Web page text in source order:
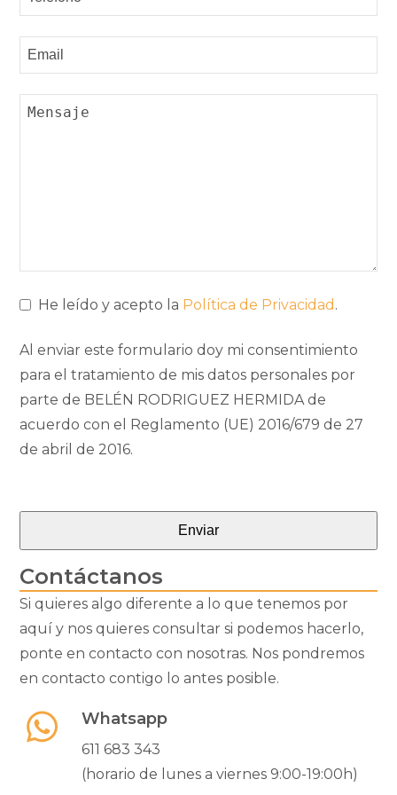
He leído y acepto la Política de Privacidad .
Al enviar este formulario doy mi consentimiento
para el tratamiento de mis datos personales por
parte de BELÉN RODRIGUEZ HERMIDA de
acuerdo con el Reglamento (UE) 2016/679 de 27
de abril de 2016.
Enviar
This
field
should
be
left
Contáctanos
Si quieres algo diferente a lo que tenemos por
aquí y nos quieres consultar si podemos hacerlo,
ponte en contacto con nosotras. Nos pondremos
en contacto contigo lo antes posible.
Whatsapp
611 683 343
(horario de lunes a viernes 9:00-19:00h)